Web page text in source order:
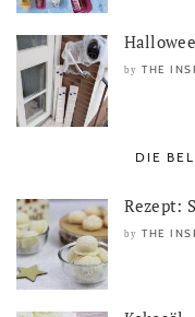
by THE
DIE
Rezept:
by THE